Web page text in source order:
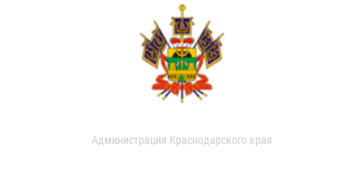
Администрация Краснодарского края